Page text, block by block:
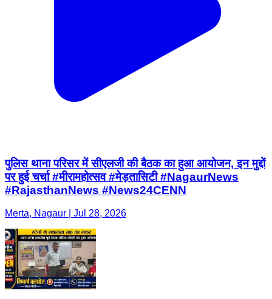
पुलिस थाना परिसर में सीएलजी की बैठक का हुआ आयोजन, इन मुद्दों
पर हुई चर्चा #मीरामहोत्सव #मेड़तासिटी #NagaurNews
#RajasthanNews #News24CENN
Merta, Nagaur | Jul 28, 2026